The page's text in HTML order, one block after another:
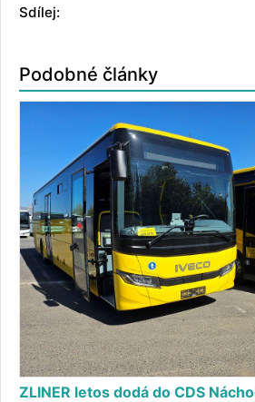
Sdílej:
Podobné články
ZLINER letos dodá do CDS